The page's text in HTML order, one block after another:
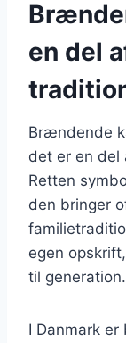
en del
Brændende
det er en del
Retten
den bringer
egen
til generation.
I Danmark